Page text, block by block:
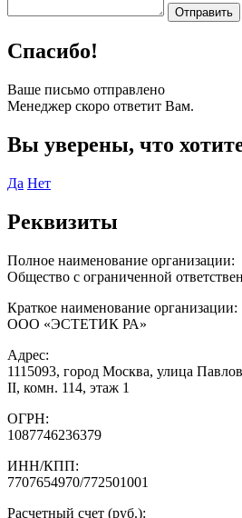
Спасибо!
Ваше письмо отправлено
Менеджер скоро ответит Вам.
Вы уверены, что
Да Нет
Реквизиты
Полное наименование организации:
Общество с ограниченной
Краткое наименование организации:
ООО «ЭСТЕТИК РА»
Адрес:
1115093, город Москва, улица
II, комн. 114, этаж 1
ОГРН:
1087746236379
ИНН/КПП:
7707654970/772501001
Расчетный счет (руб.):